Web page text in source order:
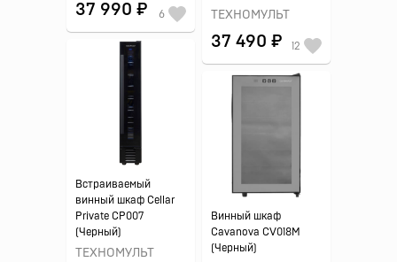
37 990 ₽ 6 ТЕХНОМУЛЬТ
37 490 ₽ 12
Встраиваемый
винный шкаф Cellar
Private CP007
(Черный)
ТЕХНОМУЛЬТ
Винный шкаф
Cavanova CV018M
(Черный)